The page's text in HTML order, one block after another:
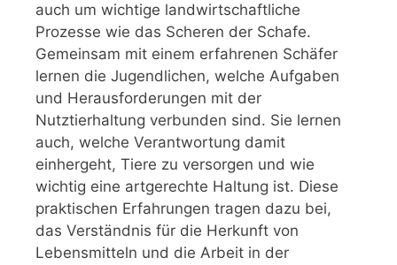
auch um wichtige landwirtschaftliche
Prozesse wie das Scheren der Schafe.
Gemeinsam mit einem erfahrenen Schäfer
lernen die Jugendlichen, welche Aufgaben
und Herausforderungen mit der
Nutztierhaltung verbunden sind. Sie lernen
auch, welche Verantwortung damit
einhergeht, Tiere zu versorgen und wie
wichtig eine artgerechte Haltung ist. Diese
praktischen Erfahrungen tragen dazu bei,
das Verständnis für die Herkunft von
Lebensmitteln und die Arbeit in der